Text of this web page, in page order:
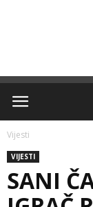
Vijesti
VIJESTI
SANI